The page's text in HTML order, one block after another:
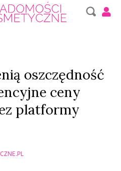
oszczędność
ceny
platformy